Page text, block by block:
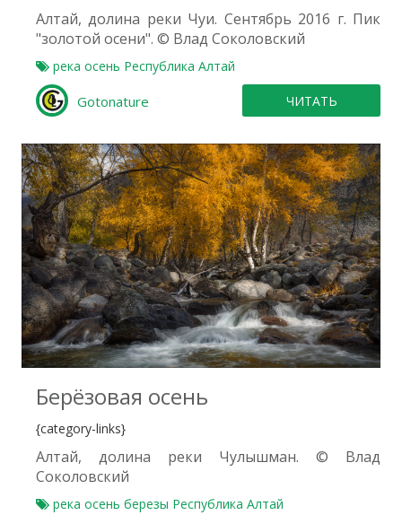
Алтай, долина реки Чуи. Сентябрь 2016 г. Пик
"золотой осени". © Влад Соколовский
река осень Республика Алтай
Gotonature ЧИТАТЬ
0
Берёзовая осень
{category-links}
Алтай, долина реки Чулышман. © Влад
Соколовский
река осень березы Республика Алтай